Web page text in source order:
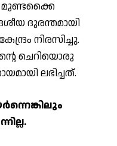
മുണ്ടക്കൈ
ദുരന്തമായി
നിരസിച്ചു.
ചെറിയൊരു
ലഭിച്ചത്.